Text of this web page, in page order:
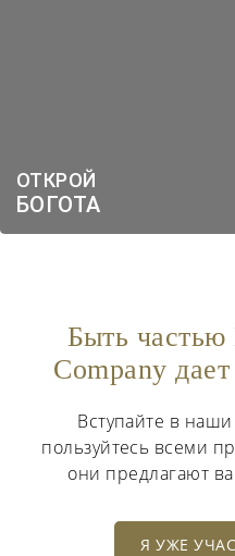
ОТКРОЙ
БОГОТА
Быть частью
Company дает
Вступайте в
пользуйтесь всеми
они предлагают
Я УЖЕ